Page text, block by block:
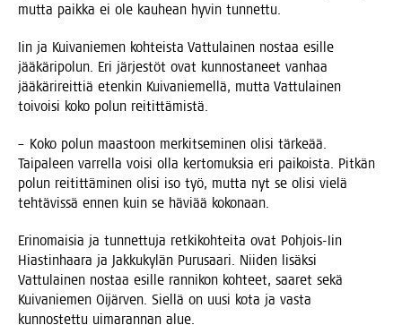
mut­ta paik­ka ei ole kau­hean hyvin tunnettu.
Iin ja Kui­va­nie­men koh­teis­ta Vat­tu­lai­nen nos­taa esil­le
jää­kä­ri­po­lun. Eri jär­jes­töt ovat kun­nos­ta­neet van­haa
jää­kä­ri­reit­tiä eten­kin Kui­va­nie­mel­lä, mut­ta Vat­tu­lai­nen
toi­voi­si koko polun reitittämistä.
– Koko polun maas­toon mer­kit­se­mi­nen oli­si tär­ke­ää.
Tai­pa­leen var­rel­la voi­si olla ker­to­muk­sia eri pai­kois­ta. Pit­kän
polun rei­tit­tä­mi­nen oli­si iso työ, mut­ta nyt se oli­si vie­lä
teh­tä­vis­sä ennen kuin se hävi­ää kokonaan.
Erin­omai­sia ja tun­net­tu­ja ret­ki­koh­tei­ta ovat Poh­jois-Iin
Hias­tin­haa­ra ja Jak­ku­ky­län Purusaa­ri. Nii­den lisäk­si
Vat­tu­lai­nen nos­taa esil­le ran­ni­kon koh­teet, saa­ret sekä
Kui­va­nie­men Oijär­ven. Siel­lä on uusi kota ja vas­ta
kun­nos­tet­tu uima­ran­nan alue.